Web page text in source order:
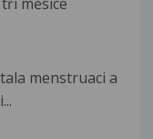
měsice
menstruaci a